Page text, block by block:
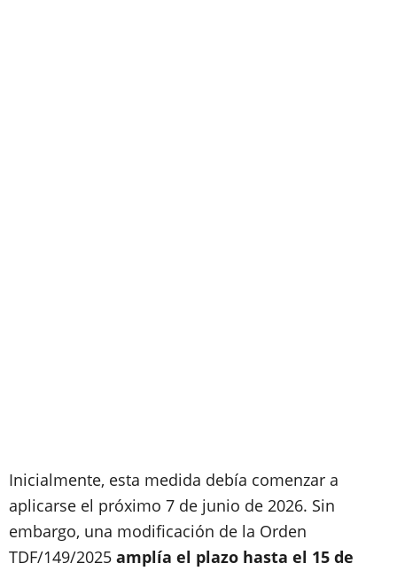
Inicialmente, esta medida debía comenzar a
aplicarse el próximo 7 de junio de 2026. Sin
embargo, una modificación de la Orden
TDF/149/2025 amplía el plazo hasta el 15 de